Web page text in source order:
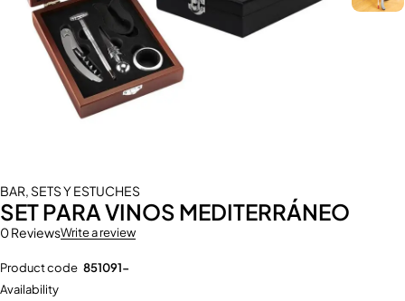
BAR, SETS Y ESTUCHES
SET PARA VINOS MEDITERRÁNEO
0 ReviewsWrite a review
Product code 851091-
Availability